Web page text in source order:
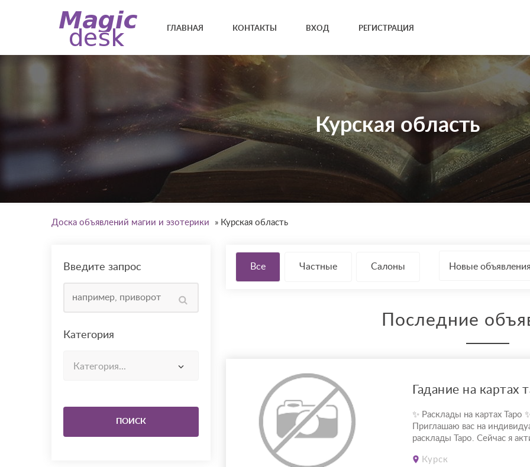
ГЛАВНАЯ КОНТАКТЫ ВХОД РЕГИСТРАЦИЯ
Курская область
Доска объявлений магии и эзотерики » Курская область
Введите запрос
Категория
Категория...
ПОИСК
Все Частные Салоны Новые объявления
Последние
Гадание на картах
✨ Расклады на картах Таро
Приглашаю вас на
расклады Таро. Сейчас я
практику, поэтому
Курск